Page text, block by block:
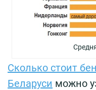
Сколько стоит
Беларуси можно